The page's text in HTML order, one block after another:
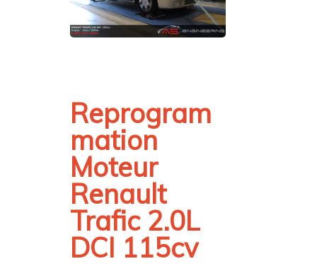
Reprogram
mation
Moteur
Renault
Trafic 2.0L
DCI 115cv